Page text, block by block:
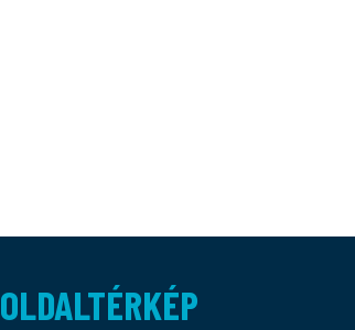
OLDALTÉRKÉP